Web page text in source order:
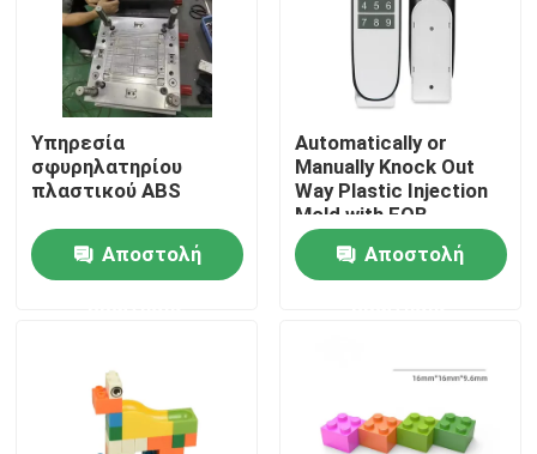
Έλεγχος ποιότητας
Επικοινωνήστε μαζί μας
Αυτόματη φόρμα εγχύσεων
Μέρη οικιακών συσκευών Σφουγγάρι ένεσης
Υπηρεσία
σφυρηλατηρίου
πλαστικού ABS
Αποστολή
Automatically or
Manually Knock Out
Way Plastic Injection
Mold with FOB
Incoterm and
DME/Hasco Standard
Αποστολή